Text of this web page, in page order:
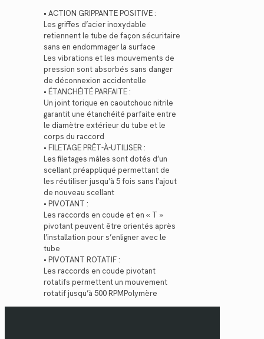
• ACTION GRIPPANTE POSITIVE :
Les griffes d’acier inoxydable
retiennent le tube de façon sécuritaire
sans en endommager la surface
Les vibrations et les mouvements de
pression sont absorbés sans danger
de déconnexion accidentelle
• ÉTANCHÉITÉ PARFAITE :
Un joint torique en caoutchouc nitrile
garantit une étanchéité parfaite entre
le diamètre extérieur du tube et le
corps du raccord
• FILETAGE PRÊT-À-UTILISER :
Les filetages mâles sont dotés d’un
scellant préappliqué permettant de
les réutiliser jusqu’à 5 fois sans l’ajout
de nouveau scellant
• PIVOTANT :
Les raccords en coude et en « T »
pivotant peuvent être orientés après
l’installation pour s’enligner avec le
tube
• PIVOTANT ROTATIF :
Les raccords en coude pivotant
rotatifs permettent un mouvement
rotatif jusqu’à 500 RPMPolymère